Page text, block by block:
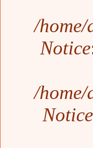
/home/
Notice
/home/
Notice